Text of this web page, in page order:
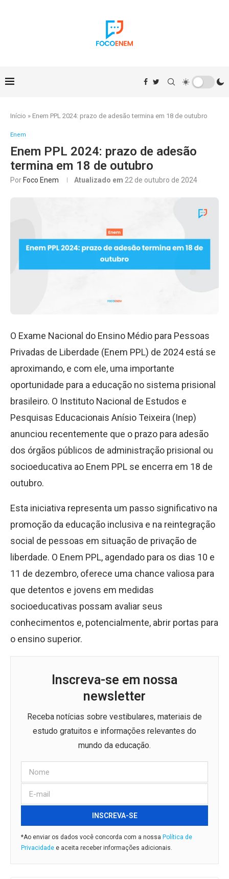
Início » Enem PPL 2024: prazo de adesão termina em 18 de outubro
Enem
Enem PPL 2024: prazo de adesão
termina em 18 de outubro
Por Foco Enem Atualizado em 22 de outubro de 2024
O Exame Nacional do Ensino Médio para Pessoas
Privadas de Liberdade (Enem PPL) de 2024 está se
aproximando, e com ele, uma importante
oportunidade para a educação no sistema prisional
brasileiro. O Instituto Nacional de Estudos e
Pesquisas Educacionais Anísio Teixeira (Inep)
anunciou recentemente que o prazo para adesão
dos órgãos públicos de administração prisional ou
socioeducativa ao Enem PPL se encerra em 18 de
outubro.
Esta iniciativa representa um passo significativo na
promoção da educação inclusiva e na reintegração
social de pessoas em situação de privação de
liberdade. O Enem PPL, agendado para os dias 10 e
11 de dezembro, oferece uma chance valiosa para
que detentos e jovens em medidas
socioeducativas possam avaliar seus
conhecimentos e, potencialmente, abrir portas para
o ensino superior.
Inscreva-se em nossa
newsletter
Receba notícias sobre vestibulares, materiais de
estudo gratuitos e informações relevantes do
mundo da educação.
INSCREVA-SE
*Ao enviar os dados você concorda com a nossa Política de
Privacidade e aceita receber informações adicionais.